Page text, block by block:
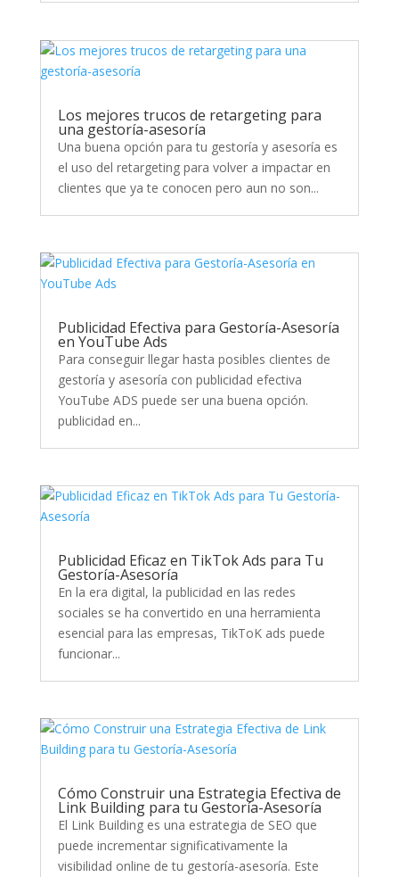
Los mejores trucos de retargeting para
una gestoría-asesoría
Una buena opción para tu gestoría y asesoría es
el uso del retargeting para volver a impactar en
clientes que ya te conocen pero aun no son...
Publicidad Efectiva para Gestoría-Asesoría
en YouTube Ads
Para conseguir llegar hasta posibles clientes de
gestoría y asesoría con publicidad efectiva
YouTube ADS puede ser una buena opción.
publicidad en...
Publicidad Eficaz en TikTok Ads para Tu
Gestoría-Asesoría
En la era digital, la publicidad en las redes
sociales se ha convertido en una herramienta
esencial para las empresas, TikToK ads puede
funcionar...
Cómo Construir una Estrategia Efectiva de
Link Building para tu Gestoría-Asesoría
El Link Building es una estrategia de SEO que
puede incrementar significativamente la
visibilidad online de tu gestoría-asesoría. Este